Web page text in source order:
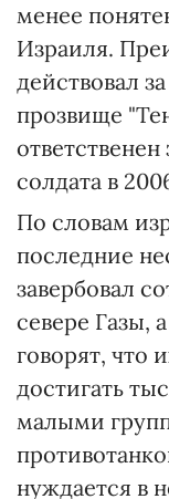
менее
Израиля.
действовал
прозвище
солдата в
По словам
последние
завербовал
севере Газы,
говорят, что
достигать
малыми
нуждается в